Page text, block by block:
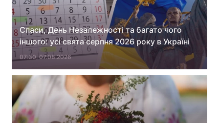
Спаси, День Незалежності та багато чого
іншого: усі свята серпня 2026 року в Україні
07:30, 07.08.2026